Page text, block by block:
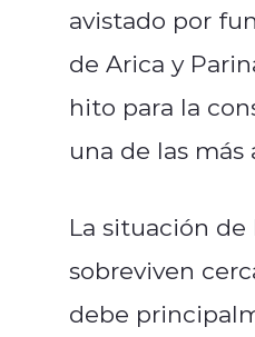
avistado por
de Arica y
hito para la
una de las
La situación
sobreviven
debe